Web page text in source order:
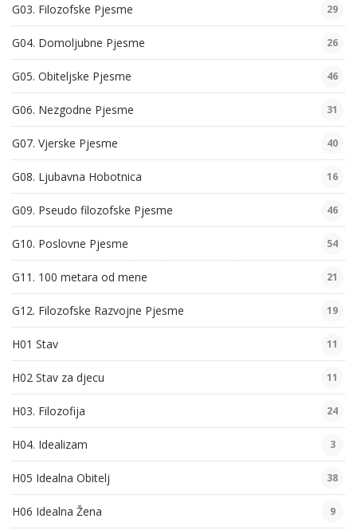
G03. Filozofske Pjesme 29
G04. Domoljubne Pjesme 26
G05. Obiteljske Pjesme 46
G06. Nezgodne Pjesme 31
G07. Vjerske Pjesme 40
G08. Ljubavna Hobotnica 16
G09. Pseudo filozofske Pjesme 46
G10. Poslovne Pjesme 54
G11. 100 metara od mene 21
G12. Filozofske Razvojne Pjesme 19
H01 Stav 11
H02 Stav za djecu 11
H03. Filozofija 24
H04. Idealizam 3
H05 Idealna Obitelj 38
H06 Idealna Žena 9